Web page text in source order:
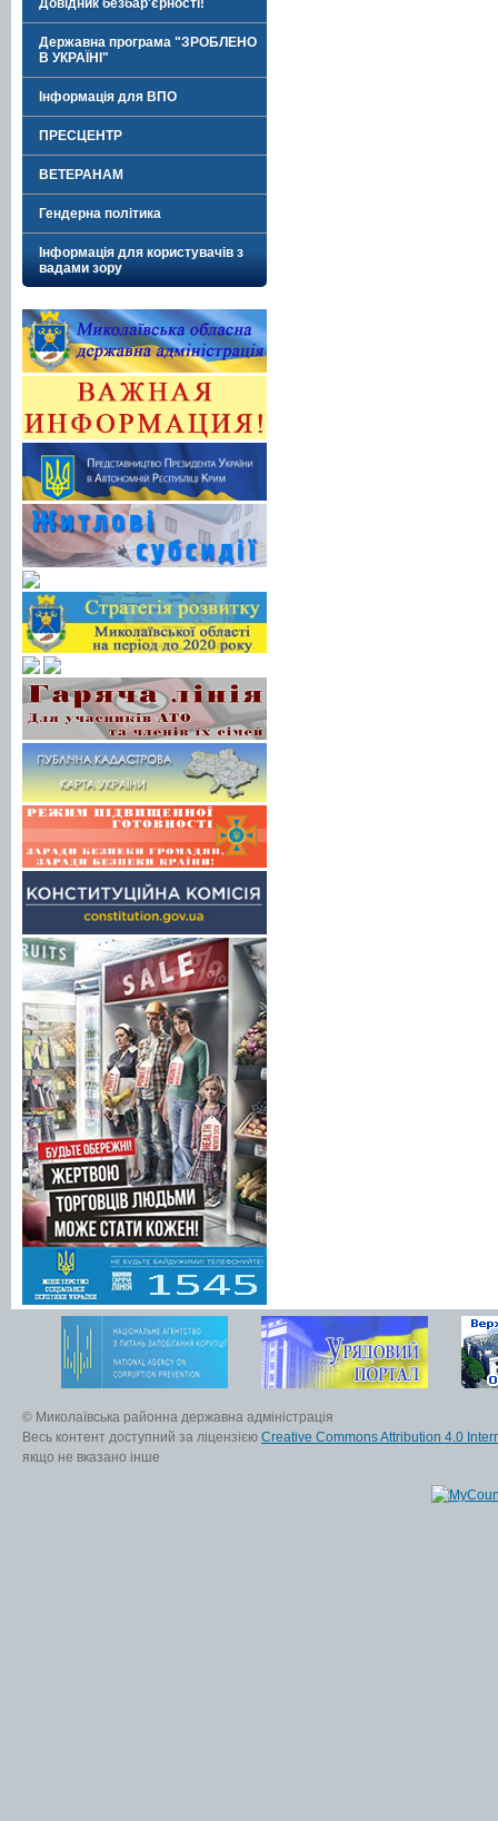
Довідник безбар'єрності!
Державна програма "ЗРОБЛЕНО
В УКРАЇНІ"
Інформація для ВПО
ПРЕСЦЕНТР
ВЕТЕРАНАМ
Гендерна політика
Інформація для користувачів з
вадами зору
© Миколаївська районна державна адміністрація
Весь контент доступний за ліцензією Creative Commons Attribution 4.0
якщо не вказано інше